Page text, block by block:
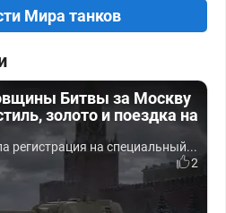
Мира танков
Битвы за Москву
золото и поездка на
регистрация на специальный...
2